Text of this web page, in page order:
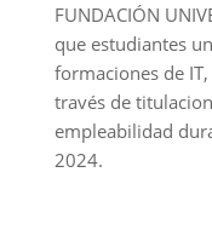
FUNDACIÓN
que estudiantes
formaciones de
través de
empleabilidad
2024.